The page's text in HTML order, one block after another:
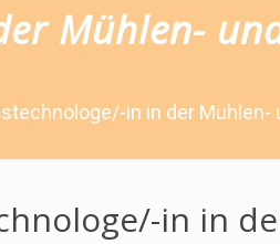
Mühlen-
in in der
in in